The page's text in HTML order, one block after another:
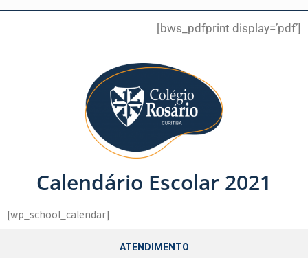
[bws_pdfprint display=’pdf’]
Calendário Escolar 2021
[wp_school_calendar]
ATENDIMENTO